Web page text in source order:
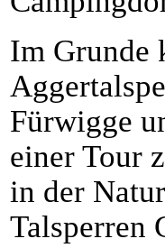
Im Grunde
Fürwigge
einer Tour
in der
Talsperren